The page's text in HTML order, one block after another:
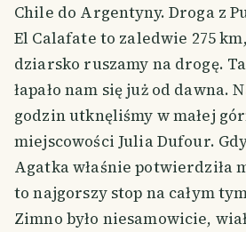
Chile do Argentyny. Droga z
El Calafate to zaledwie 275
dziarsko ruszamy na drogę.
łapało nam się już od dawna.
godzin utknęliśmy w małej
miejscowości Julia Dufour.
Agatka właśnie potwierdziła
to najgorszy stop na całym
Zimno było niesamowicie,